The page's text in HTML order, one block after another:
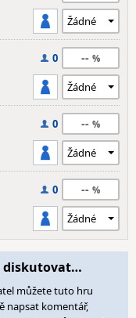
0 --
0 --
0 --
diskutovat…
můžete tuto hru
napsat komentář,